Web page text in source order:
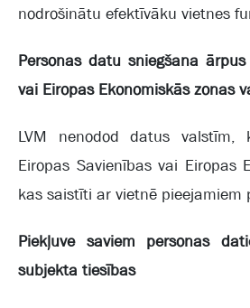
nodrošinātu efektīvāku vietnes
Personas datu sniegšana
vai Eiropas Ekonomiskās zonas
LVM nenodod datus valstīm,
Eiropas Savienības vai Eiropas
kas saistīti ar vietnē pieejamiem
Piekļuve saviem personas
subjekta tiesības